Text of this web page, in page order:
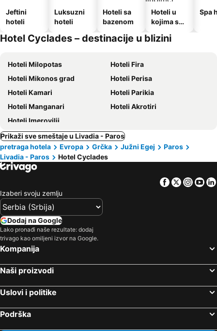
Jeftini
hoteli
Luksuzni
hoteli
Hoteli sa
bazenom
Hoteli u
kojima su
kućni
Spa
Hotel Cyclades – destinacije u blizini
Hoteli Milopotas
Hoteli Fira
Hoteli Mikonos grad
Hoteli Perisa
Hoteli Kamari
Hoteli Parikia
Hoteli Manganari
Hoteli Akrotiri
Hoteli Imerovilji
Prikaži sve smeštaje u Livadia - Paros
pretraga hotela
Evropa Grčka Južni Egej
Paros
Livadia - Paros
Hotel Cyclades
Facebook
Twitter
Izaberi svoju zemlju
Dodaj na Google
Lako pronađi naše rezultate: dodaj
trivago kao omiljeni izvor na Google.
Kompanija
Naši proizvodi
Uslovi i politike
Podrška